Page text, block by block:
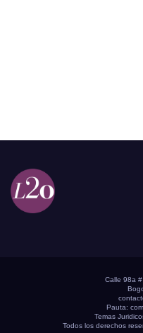
Calle 98a
Pauta:
Temas
Todos los derechos